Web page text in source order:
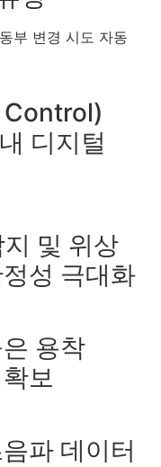
부 변경 시도 자동
디지털
지 및 위상
성 극대화
용착
보
파 데이터